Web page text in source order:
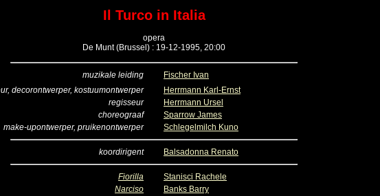
Il Turco in Italia
opera
De Munt (Brussel) : 19-12-1995, 20:00
muzikale leiding
Fischer Ivan
decorontwerper, kostuumontwerper
Herrmann Karl-Ernst
regisseur
Herrmann Ursel
choreograaf
Sparrow James
make-upontwerper, pruikenontwerper
Schlegelmilch Kuno
koordirigent Balsadonna Renato
Fiorilla
Stanisci Rachele
Narciso
Banks Barry